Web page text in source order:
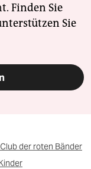
Finden Sie
Sie
der roten Bänder